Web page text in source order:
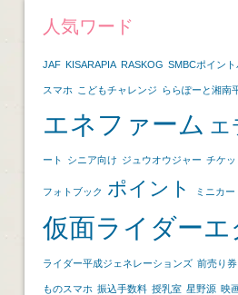
人気ワード
JAF KISARAPIA RASKOG SMBCポイント
スマホ こどもチャレンジ ららぽーと湘南
エネファーム エ
ート シニア向け ジュウオウジャー チケッ
フォトブック ポイント ミニカー
仮面ライダーエ
ライダー平成ジェネレーションズ 前売り券
ものスマホ 振込手数料 授乳室 星野源 映